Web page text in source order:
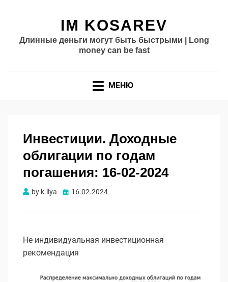
IM KOSAREV
Длинные деньги могут быть быстрыми | Long
money can be fast
МЕНЮ
Инвестиции. Доходные
облигации по годам
погашения: 16-02-2024
by k.ilya Опубликовано
16.02.2024
Не индивидуальная инвестиционная
рекомендация